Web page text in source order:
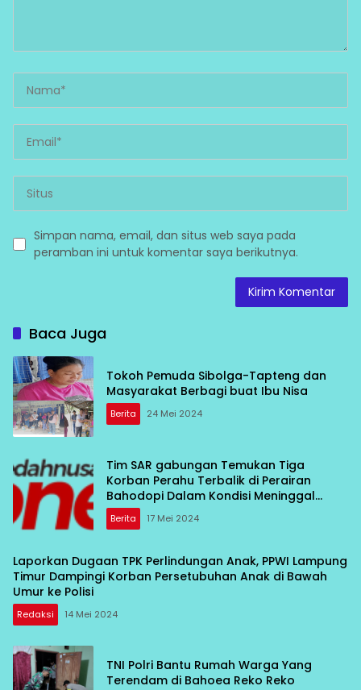
Simpan nama, email, dan situs web saya pada
peramban ini untuk komentar saya berikutnya.
Baca Juga
Tokoh Pemuda Sibolga-Tapteng dan
Masyarakat Berbagi buat Ibu Nisa
Berita 24 Mei 2024
Tim SAR gabungan Temukan Tiga
Korban Perahu Terbalik di Perairan
Bahodopi Dalam Kondisi Meninggal
Dunia
Berita 17 Mei 2024
Laporkan Dugaan TPK Perlindungan Anak, PPWI Lampung
Timur Dampingi Korban Persetubuhan Anak di Bawah
Umur ke Polisi
Redaksi 14 Mei 2024
TNI Polri Bantu Rumah Warga Yang
Terendam di Bahoea Reko Reko